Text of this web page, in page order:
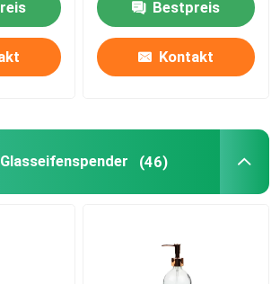
Bestpreis
Kontakt
(46)